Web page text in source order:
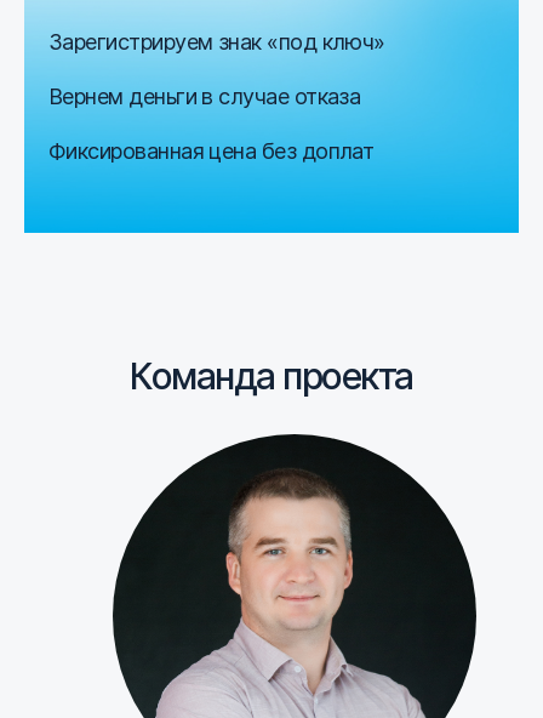
Зарегистрируем знак «под ключ»
Вернем деньги в случае отказа
Фиксированная цена без доплат
Команда проекта